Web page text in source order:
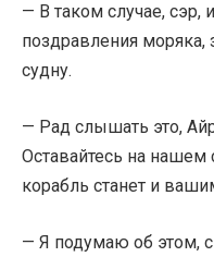
— В таком случае, сэр,
поздравления
судну.
— Рад слышать это,
Оставайтесь на нашем
корабль станет и
— Я подумаю об этом,